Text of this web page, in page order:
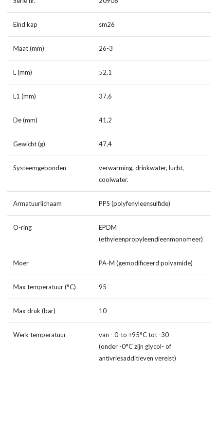
Eind kap sm26
Maat (mm) 26-3
L (mm) 52,1
L1 (mm) 37,6
De (mm) 41,2
Gewicht (g) 47,4
Systeemgebonden
verwarming, drinkwater, lucht,
coolwater.
Armatuurlichaam PPS (polyfenyleensulfide)
O-ring
EPDM
(ethyleenpropyleendieenmonomeer)
Moer PA-M (gemodificeerd polyamide)
Max temperatuur (°C) 95
Max druk (bar) 10
Werk temperatuur
van - 0-to +95°C tot -30
(onder -0°C zijn glycol- of
antivriesadditieven vereist)